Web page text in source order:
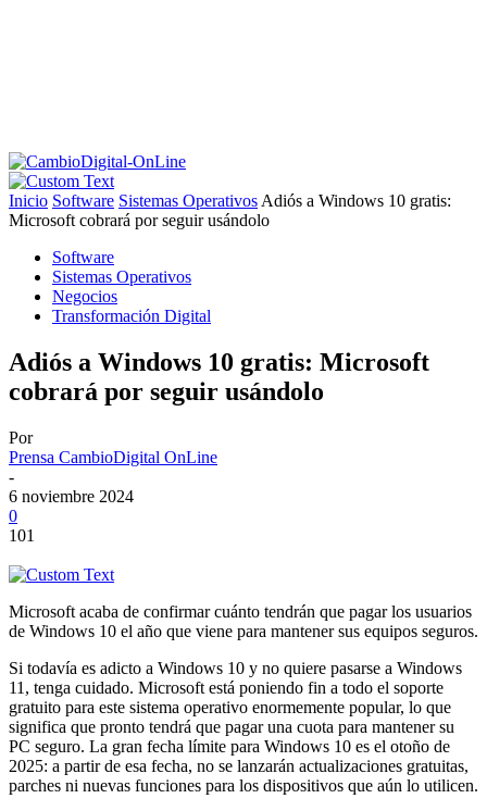
Inicio Software Sistemas Operativos Adiós a Windows 10 gratis:
Microsoft cobrará por seguir usándolo
Software
Sistemas Operativos
Negocios
Transformación Digital
Adiós a Windows 10 gratis: Microsoft
cobrará por seguir usándolo
Por
Prensa CambioDigital OnLine
-
6 noviembre 2024
0
101
Microsoft acaba de confirmar cuánto tendrán que pagar los usuarios
de Windows 10 el año que viene para mantener sus equipos seguros.
Si todavía es adicto a Windows 10 y no quiere pasarse a Windows
11, tenga cuidado. Microsoft está poniendo fin a todo el soporte
gratuito para este sistema operativo enormemente popular, lo que
significa que pronto tendrá que pagar una cuota para mantener su
PC seguro. La gran fecha límite para Windows 10 es el otoño de
2025: a partir de esa fecha, no se lanzarán actualizaciones gratuitas,
parches ni nuevas funciones para los dispositivos que aún lo utilicen.